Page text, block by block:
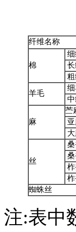
纤维名称
棉
羊毛
麻
苎
丝
蜘蛛丝
注:表中